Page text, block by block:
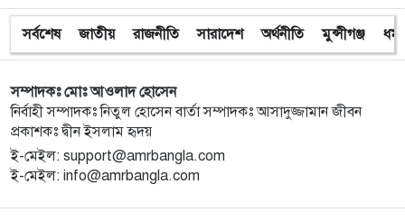
সর্বশেষ জাতীয় রাজনীতি সারাদেশ অর্থনীতি মুন্সীগঞ্জ ধর্ম
সম্পাদকঃ মোঃ আওলাদ হোসেন
নির্বাহী সম্পাদকঃ নিতুল হোসেন বার্তা সম্পাদকঃ আসাদুজ্জামান জীবন
প্রকাশকঃ দ্বীন ইসলাম হৃদয়
ই-মেইল: support@amrbangla.com
ই-মেইল: info@amrbangla.com